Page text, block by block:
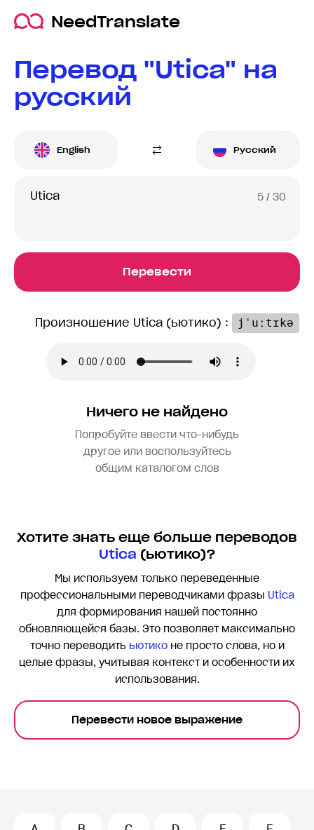
NeedTranslate
Перевод "Utica" на
русский
English Русский
5 / 30
Перевести
Произношение Utica (ьютико) : jˈuːtɪkə
Ничего не найдено
Попробуйте ввести что-нибудь
другое или воспользуйтесь
общим каталогом слов
Хотите знать еще больше переводов
Utica (ьютико)?
Мы используем только переведенные
профессиональными переводчиками фразы Utica
для формирования нашей постоянно
обновляющейся базы. Это позволяет максимально
точно переводить ьютиконе просто слова, но и
целые фразы, учитывая контекст и особенности их
использования.
Перевести новое выражение